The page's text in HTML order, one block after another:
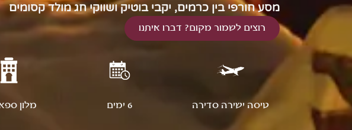
מסע חורפי בין כרמים, יקבי בוטיק ושווקי חג מולד קסומים
רוצים לשמור מקום? דברו איתנו
טיסה ישירה סדירה 6 ימים מלון ספא